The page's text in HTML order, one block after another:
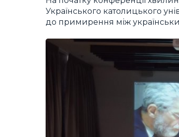
Українського католицького
до примирення між